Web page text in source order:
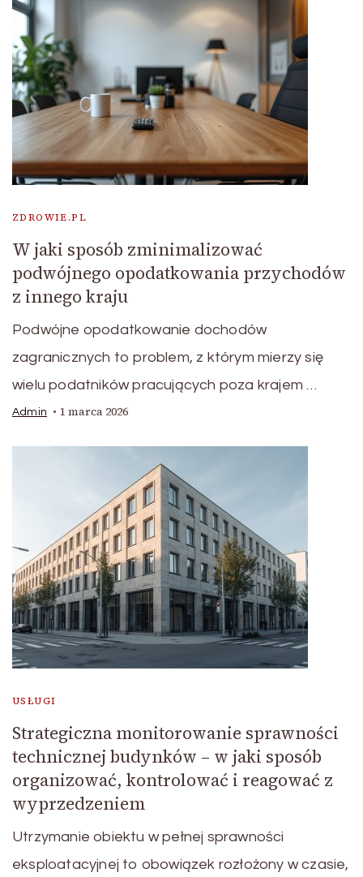
ZDROWIE.PL
W jaki sposób zminimalizować
podwójnego opodatkowania przychodów
z innego kraju
Podwójne opodatkowanie dochodów
zagranicznych to problem, z którym mierzy się
wielu podatników pracujących poza krajem …
Admin 1 marca 2026
USŁUGI
Strategiczna monitorowanie sprawności
technicznej budynków – w jaki sposób
organizować, kontrolować i reagować z
wyprzedzeniem
Utrzymanie obiektu w pełnej sprawności
eksploatacyjnej to obowiązek rozłożony w czasie,